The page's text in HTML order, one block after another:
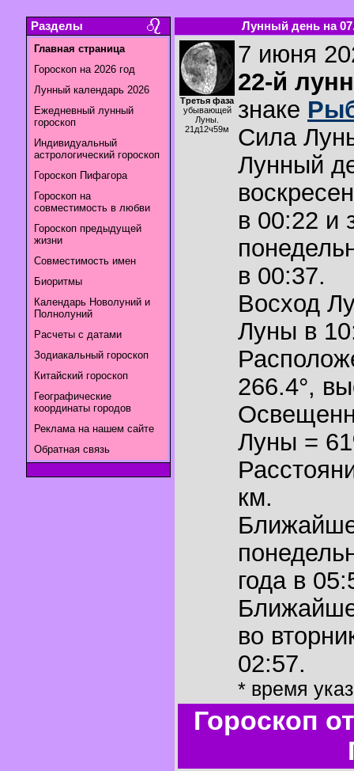
Разделы
Главная страница
Гороскоп на 2026 год
Лунный календарь 2026
Ежедневный лунный
гороскоп
Индивидуальный
астрологический гороскоп
Гороскоп Пифагора
Гороскоп на
совместимость в любви
Гороскоп предыдущей
жизни
Совместимость имен
Биоритмы
Календарь Новолуний и
Полнолуний
Расчеты с датами
Зодиакальный гороскоп
Китайский гороскоп
Географические
координаты городов
Реклама на нашем сайте
Обратная связь
Лунный день на
Третья фаза
убывающей
Луны.
21д12ч59м
7 июня
22-й
знаке
Сила
Лунный
в 00:22 и
в 00:37.
Восход
Луны в
266.4°,
Луны =
км.
года в
во
02:57.
* время
Гороскоп